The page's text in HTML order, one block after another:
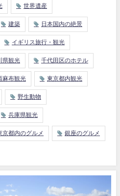
世界遺産
建築 日本国内の絶景
イギリス旅行・観光
県観光 千代田区のホテル
麻布観光 東京都内観光
野生動物
兵庫県観光
京都内のグルメ 銀座のグルメ